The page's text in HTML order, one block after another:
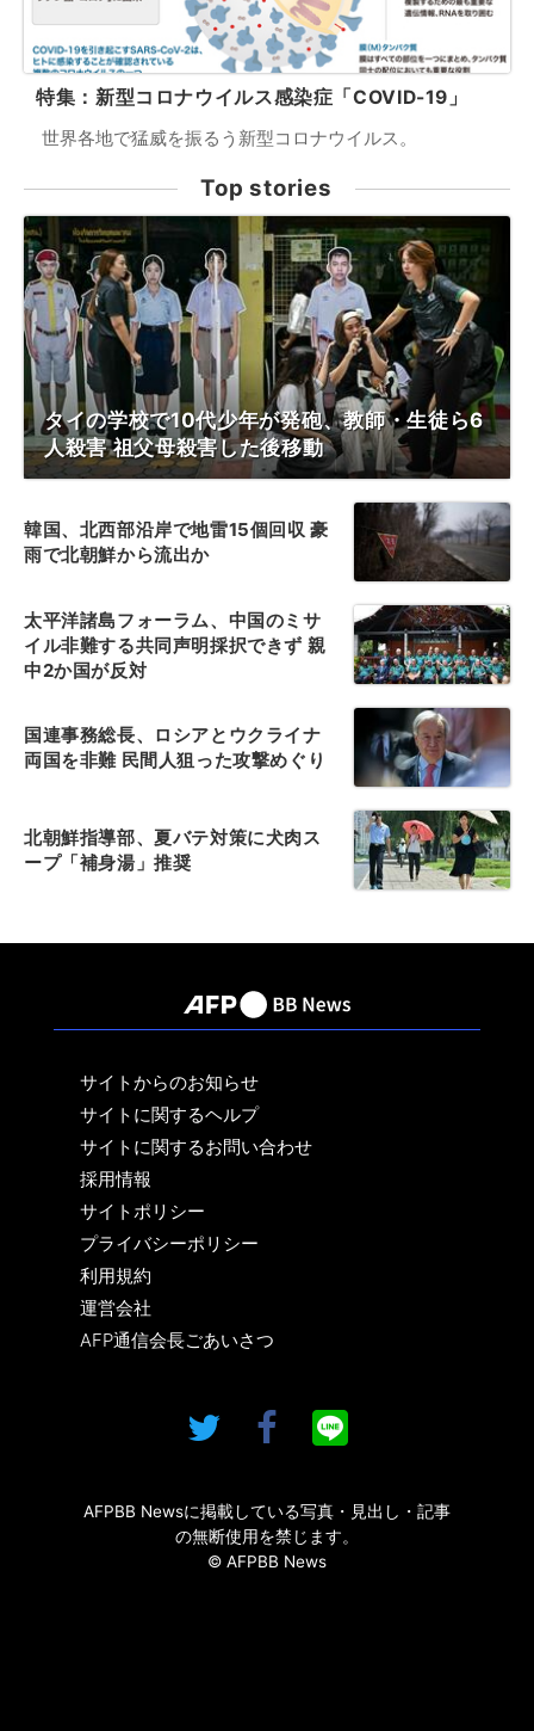
特集：新型コロナウイルス感染症「COVID-19」
世界各地で猛威を振るう新型コロナウイルス。
Top stories
タイの学校で10代少年が発砲、教師・生徒ら6
人殺害 祖父母殺害した後移動
韓国、北西部沿岸で地雷15個回収 豪
雨で北朝鮮から流出か
太平洋諸島フォーラム、中国のミサ
イル非難する共同声明採択できず 親
中2か国が反対
国連事務総長、ロシアとウクライナ
両国を非難 民間人狙った攻撃めぐり
北朝鮮指導部、夏バテ対策に犬肉ス
ープ「補身湯」推奨
サイトからのお知らせ
サイトに関するヘルプ
サイトに関するお問い合わせ
採用情報
サイトポリシー
プライバシーポリシー
利用規約
運営会社
AFP通信会長ごあいさつ
AFPBB Newsに掲載している写真・見出し・記事
の無断使用を禁じます。
© AFPBB News